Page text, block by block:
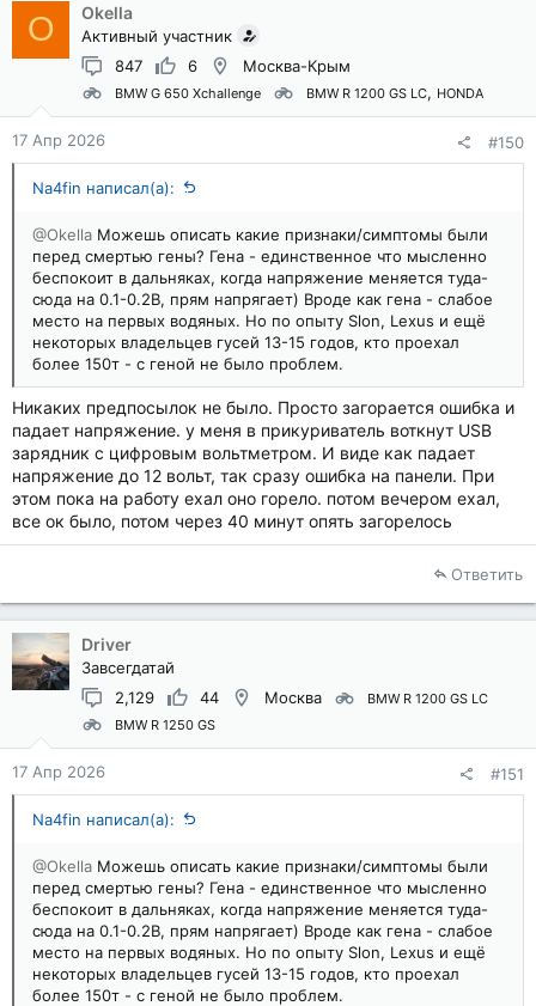
O Okella
Активный участник
847
6 Москва-Крым
BMW G 650 Xchallenge BMW R 1200 GS LC HONDA
17 Апр 2026 #150
Na4fin написал(а):
@Okella Можешь описать какие признаки/симптомы были
перед смертью гены? Гена - единственное что мысленно
беспокоит в дальняках, когда напряжение меняется туда-
сюда на 0.1-0.2В, прям напрягает) Вроде как гена - слабое
место на первых водяных. Но по опыту Slon, Lexus и ещё
некоторых владельцев гусей 13-15 годов, кто проехал
более 150т - с геной не было проблем.
Никаких предпосылок не было. Просто загорается ошибка и
падает напряжение. у меня в прикуриватель воткнут USB
зарядник с цифровым вольтметром. И виде как падает
напряжение до 12 вольт, так сразу ошибка на панели. При
этом пока на работу ехал оно горело. потом вечером ехал,
все ок было, потом через 40 минут опять загорелось
Ответить
Driver
Завсегдатай
2,129
44 Москва
BMW R 1200 GS LC
BMW R 1250 GS
17 Апр 2026 #151
Na4fin написал(а):
@Okella Можешь описать какие признаки/симптомы были
перед смертью гены? Гена - единственное что мысленно
беспокоит в дальняках, когда напряжение меняется туда-
сюда на 0.1-0.2В, прям напрягает) Вроде как гена - слабое
место на первых водяных. Но по опыту Slon, Lexus и ещё
некоторых владельцев гусей 13-15 годов, кто проехал
более 150т - с геной не было проблем.